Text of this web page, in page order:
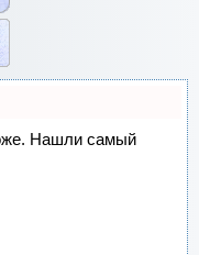
Нашли самый